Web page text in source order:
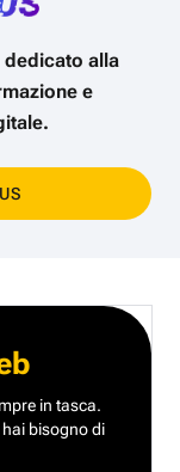
dedicato alla
e
in tasca.
hai bisogno di